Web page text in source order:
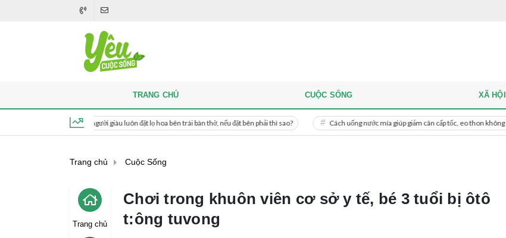
Khi thắp hương, người giàu luôn đặt lọ hoa bên trái bàn thờ, nếu đặt bên phải thì sao? Cách uống nước mía giúp giảm cân cấp tốc, eo thon không hại sức khỏe
TRANG CHỦ CUỘC SỐNG XÃ HỘI
Trang chủ Cuộc Sống
Trang chủ
Chơi trong khuôn viên cơ sở y tế, bé 3 tuổi bị ôtô
t:ông tuvong